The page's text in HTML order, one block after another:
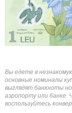
Вы едете в
основные номиналы
выглядят банкноты
аэропорту или банке.
воспользуйтесь